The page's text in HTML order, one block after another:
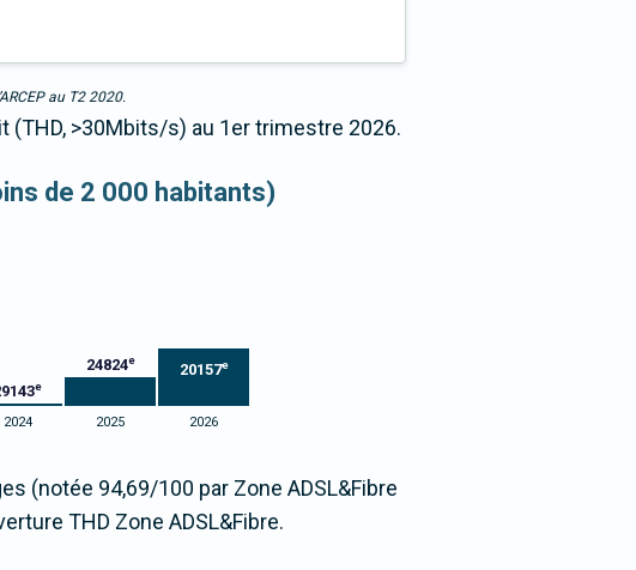
au T2 2020.
(THD, >30Mbits/s) au 1er trimestre 2026.
de 2 000 habitants)
e
24824e
20157e
2024 2025 2026
(notée 94,69/100 par Zone ADSL&Fibre
THD Zone ADSL&Fibre.